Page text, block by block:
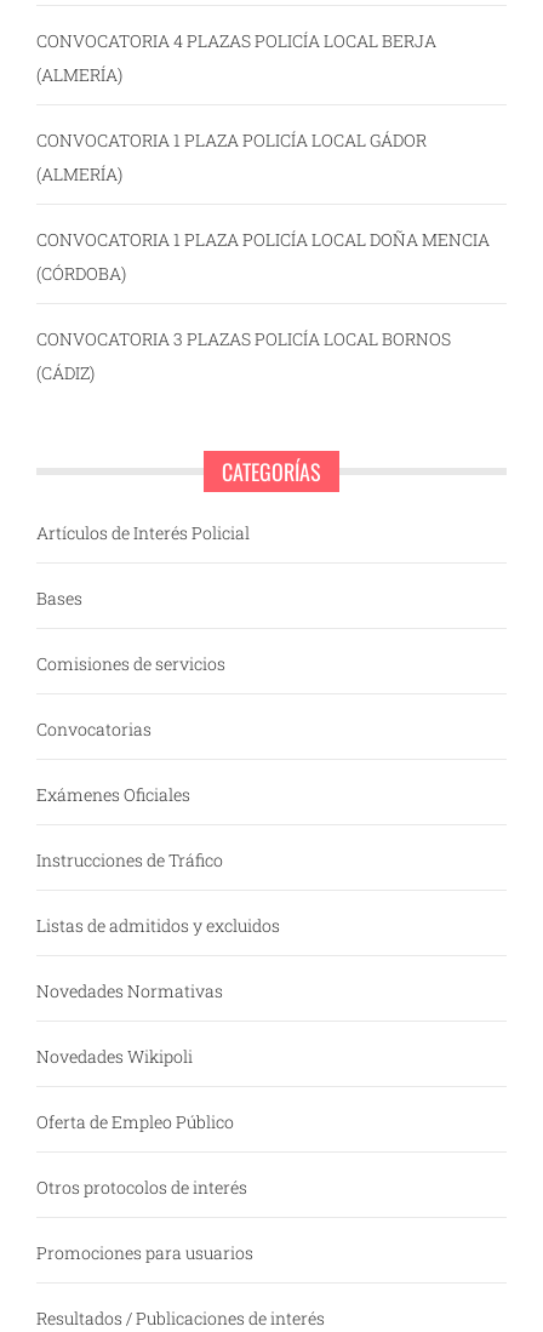
CONVOCATORIA 4 PLAZAS POLICÍA LOCAL BERJA
(ALMERÍA)
CONVOCATORIA 1 PLAZA POLICÍA LOCAL GÁDOR
(ALMERÍA)
CONVOCATORIA 1 PLAZA POLICÍA LOCAL DOÑA MENCIA
(CÓRDOBA)
CONVOCATORIA 3 PLAZAS POLICÍA LOCAL BORNOS
(CÁDIZ)
CATEGORÍAS
Artículos de Interés Policial
Bases
Comisiones de servicios
Convocatorias
Exámenes Oficiales
Instrucciones de Tráfico
Listas de admitidos y excluidos
Novedades Normativas
Novedades Wikipoli
Oferta de Empleo Público
Otros protocolos de interés
Promociones para usuarios
Resultados / Publicaciones de interés